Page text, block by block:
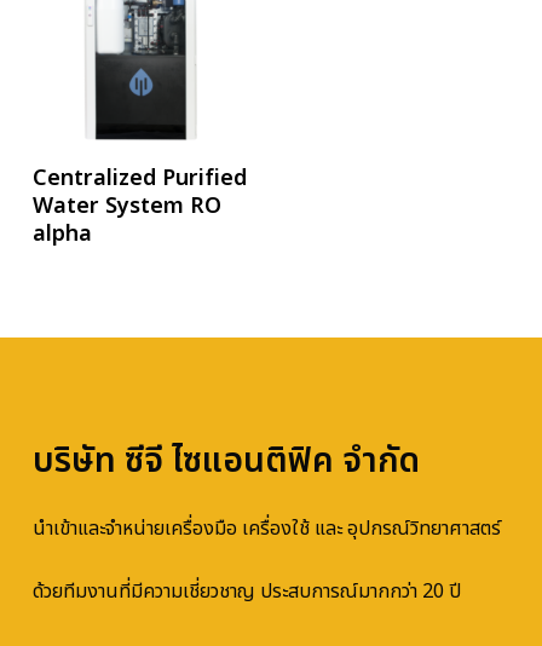
อ่านเพิ่ม
Centralized Purified
Water System RO
alpha
บริษัท ซีจี ไซแอนติฟิค จำกัด
นำเข้าและจำหน่ายเครื่องมือ เครื่องใช้ และ อุปกรณ์วิทยาศาสตร์
ด้วยทีมงานที่มีความเชี่ยวชาญ ประสบการณ์มากกว่า 20 ปี